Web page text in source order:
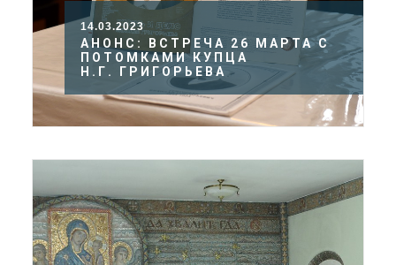
14.03.2023
АНОНС: ВСТРЕЧА 26 МАРТА С
ПОТОМКАМИ КУПЦА
Н.Г. ГРИГОРЬЕВА